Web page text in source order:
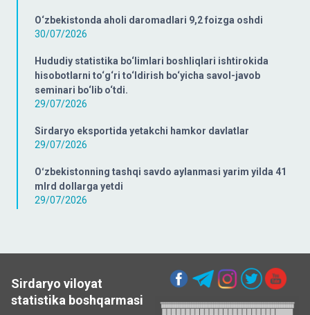
O‘zbekistonda aholi daromadlari 9,2 foizga oshdi
30/07/2026
Hududiy statistika bo‘limlari boshliqlari ishtirokida
hisobotlarni to‘g‘ri to‘ldirish bo‘yicha savol-javob
seminari bo‘lib o‘tdi.
29/07/2026
Sirdaryo eksportida yetakchi hamkor davlatlar
29/07/2026
Oʻzbekistonning tashqi savdo aylanmasi yarim yilda 41
mlrd dollarga yetdi
29/07/2026
Sirdaryo viloyat
statistika boshqarmasi